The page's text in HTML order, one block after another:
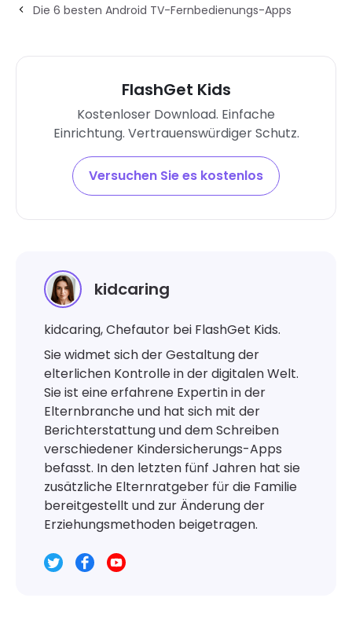
Die 6 besten Android TV-Fernbedienungs-Apps
FlashGet Kids
Kostenloser Download. Einfache
Einrichtung. Vertrauenswürdiger Schutz.
Versuchen Sie es kostenlos
kidcaring
kidcaring, Chefautor bei FlashGet Kids.
Sie widmet sich der Gestaltung der
elterlichen Kontrolle in der digitalen Welt.
Sie ist eine erfahrene Expertin in der
Elternbranche und hat sich mit der
Berichterstattung und dem Schreiben
verschiedener Kindersicherungs-Apps
befasst. In den letzten fünf Jahren hat sie
zusätzliche Elternratgeber für die Familie
bereitgestellt und zur Änderung der
Erziehungsmethoden beigetragen.